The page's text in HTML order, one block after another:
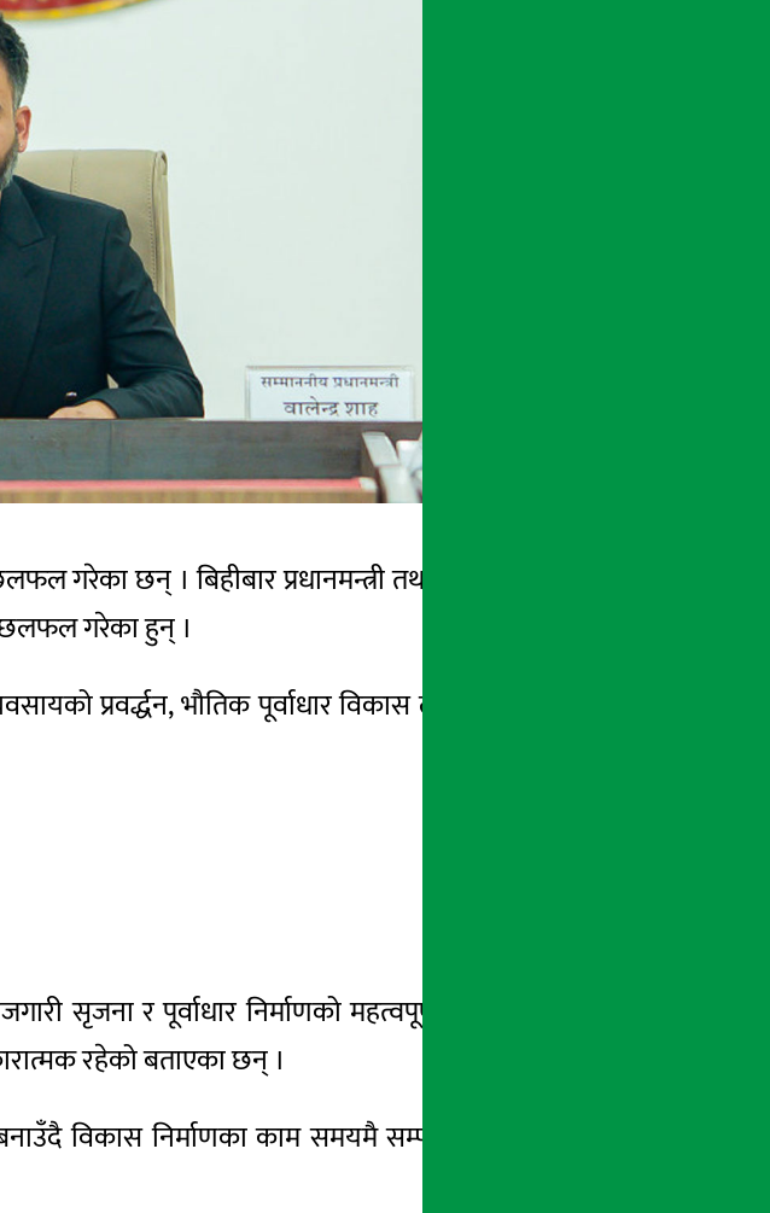
गरेका छन् । बिहीबार प्रधानमन्त्री तथा मन्त्रिपरिषद्को कार्यालयमा
गरेका हुन् ।
प्रवर्द्धन, भौतिक पूर्वाधार विकास लगायतका विषयमा छलफल
सृजना र पूर्वाधार निर्माणको महत्वपूर्ण आधार भएको उल्लेख गर्दै
रहेको बताएका छन् ।
विकास निर्माणका काम समयमै सम्पन्न गर्न सबै पक्षको सक्रिय र